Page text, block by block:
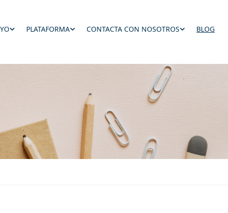
PLATAFORMA CONTACTA CON NOSOTROS BLOG